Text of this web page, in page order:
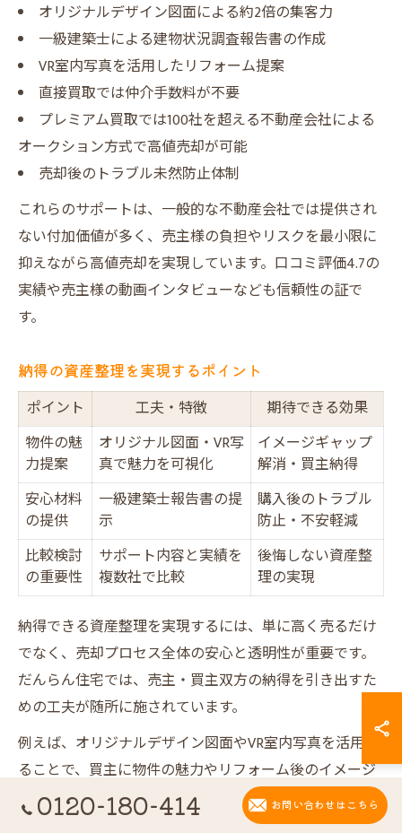
オリジナルデザイン図面による約2倍の集客力
一級建築士による建物状況調査報告書の作成
VR室内写真を活用したリフォーム提案
直接買取では仲介手数料が不要
プレミアム買取では100社を超える不動産会社による
オークション方式で高値売却が可能
売却後のトラブル未然防止体制
これらのサポートは、一般的な不動産会社では提供され
ない付加価値が多く、売主様の負担やリスクを最小限に
抑えながら高値売却を実現しています。口コミ評価4.7の
実績や売主様の動画インタビューなども信頼性の証で
す。
納得の資産整理を実現するポイント
ポイント 工夫・特徴
期待できる効果
物件の魅
力提案
オリジナル図面・VR写
真で魅力を可視化
イメージギャップ
解消・買主納得
安心材料
の提供
一級建築士報告書の提
示
購入後のトラブル
防止・不安軽減
比較検討
の重要性
サポート内容と実績を
複数社で比較
後悔しない資産整
理の実現
納得できる資産整理を実現するには、単に高く売るだけ
でなく、売却プロセス全体の安心と透明性が重要です。
だんらん住宅では、売主・買主双方の納得を引き出すた
めの工夫が随所に施されています。
例えば、オリジナルデザイン図面やVR室内写真を活用す
ることで、買主に物件の魅力やリフォーム後のイメージ
を具体的に伝えられ、イメージギャップによるトラブル
を防止。また、一級建築士による建物状況調査報告書の
0120-180-414 お問い合わせはこちら